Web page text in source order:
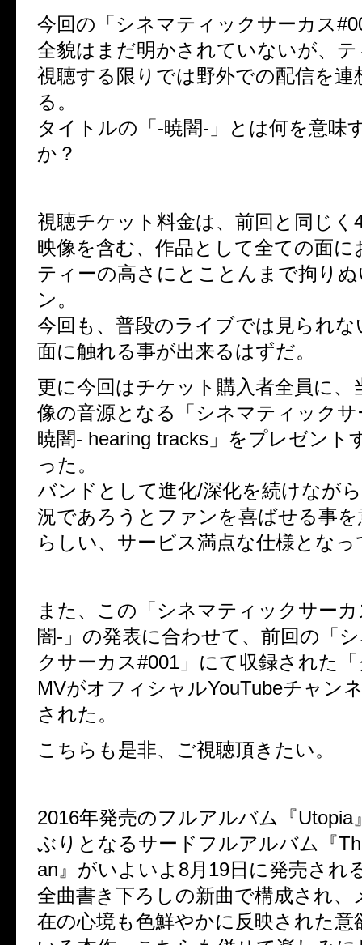
今回の「シネマティックサーカス
全貌はまだ明かされていないが、
視聴する限りでは野外での配信を連
る。
タイトルの「-暁闇-」とは何を意味
か？
視聴チケット料金は、前回と同じく
映像を含む、作品として全ての面
ティーの高さにとことんまで拘り
ン。
今回も、普段のライブでは見られな
面に触れる事が出来るはずだ。
更に今回はチケット購入者全員に、
像の音源となる「シネマティックサ
暁闇- hearing tracks」をプレゼント
った。
バンドとして進化/深化を続けなが
況であろうとファンを喜ばせる事
らしい、サービス満点な仕様とな
また、この「シネマティックサー
闇-」の発表に合わせて、前回の「
クサーカス#001」にて収録された
MVがオフィシャルYouTubeチャン
された。
こちらも是非、ご視聴頂きたい。
2016年発売のフルアルバム『Utopia
ぶりとなるサードフルアルバム『
an』がいよいよ8月19日に発売され
全曲書き下ろしの新曲で構成され、
在の心境も色鮮やかに反映された意